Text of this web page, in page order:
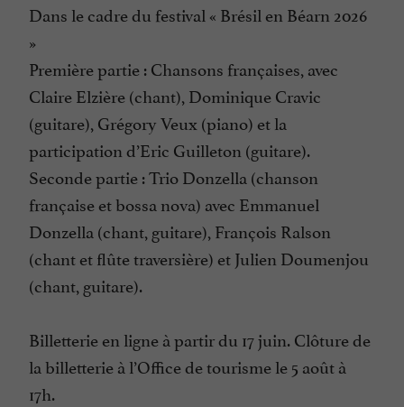
Dans le cadre du festival « Brésil en Béarn 2026
»
Première partie : Chansons françaises, avec
Claire Elzière (chant), Dominique Cravic
(guitare), Grégory Veux (piano) et la
participation d’Eric Guilleton (guitare).
Seconde partie : Trio Donzella (chanson
française et bossa nova) avec Emmanuel
Donzella (chant, guitare), François Ralson
(chant et flûte traversière) et Julien Doumenjou
(chant, guitare).
Billetterie en ligne à partir du 17 juin. Clôture de
la billetterie à l’Office de tourisme le 5 août à
17h.